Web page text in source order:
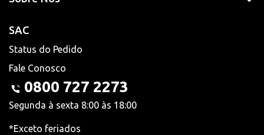
SAC
Status do Pedido
Fale Conosco
0800 727 2273
Segunda à sexta 8:00 às 18:00
*Exceto feriados